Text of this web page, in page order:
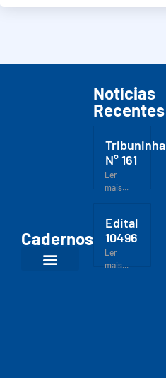
Cadernos
Notícias
Recentes
Tribuninha
N° 161
Ler
mais...
Edital
10496
Ler
mais...